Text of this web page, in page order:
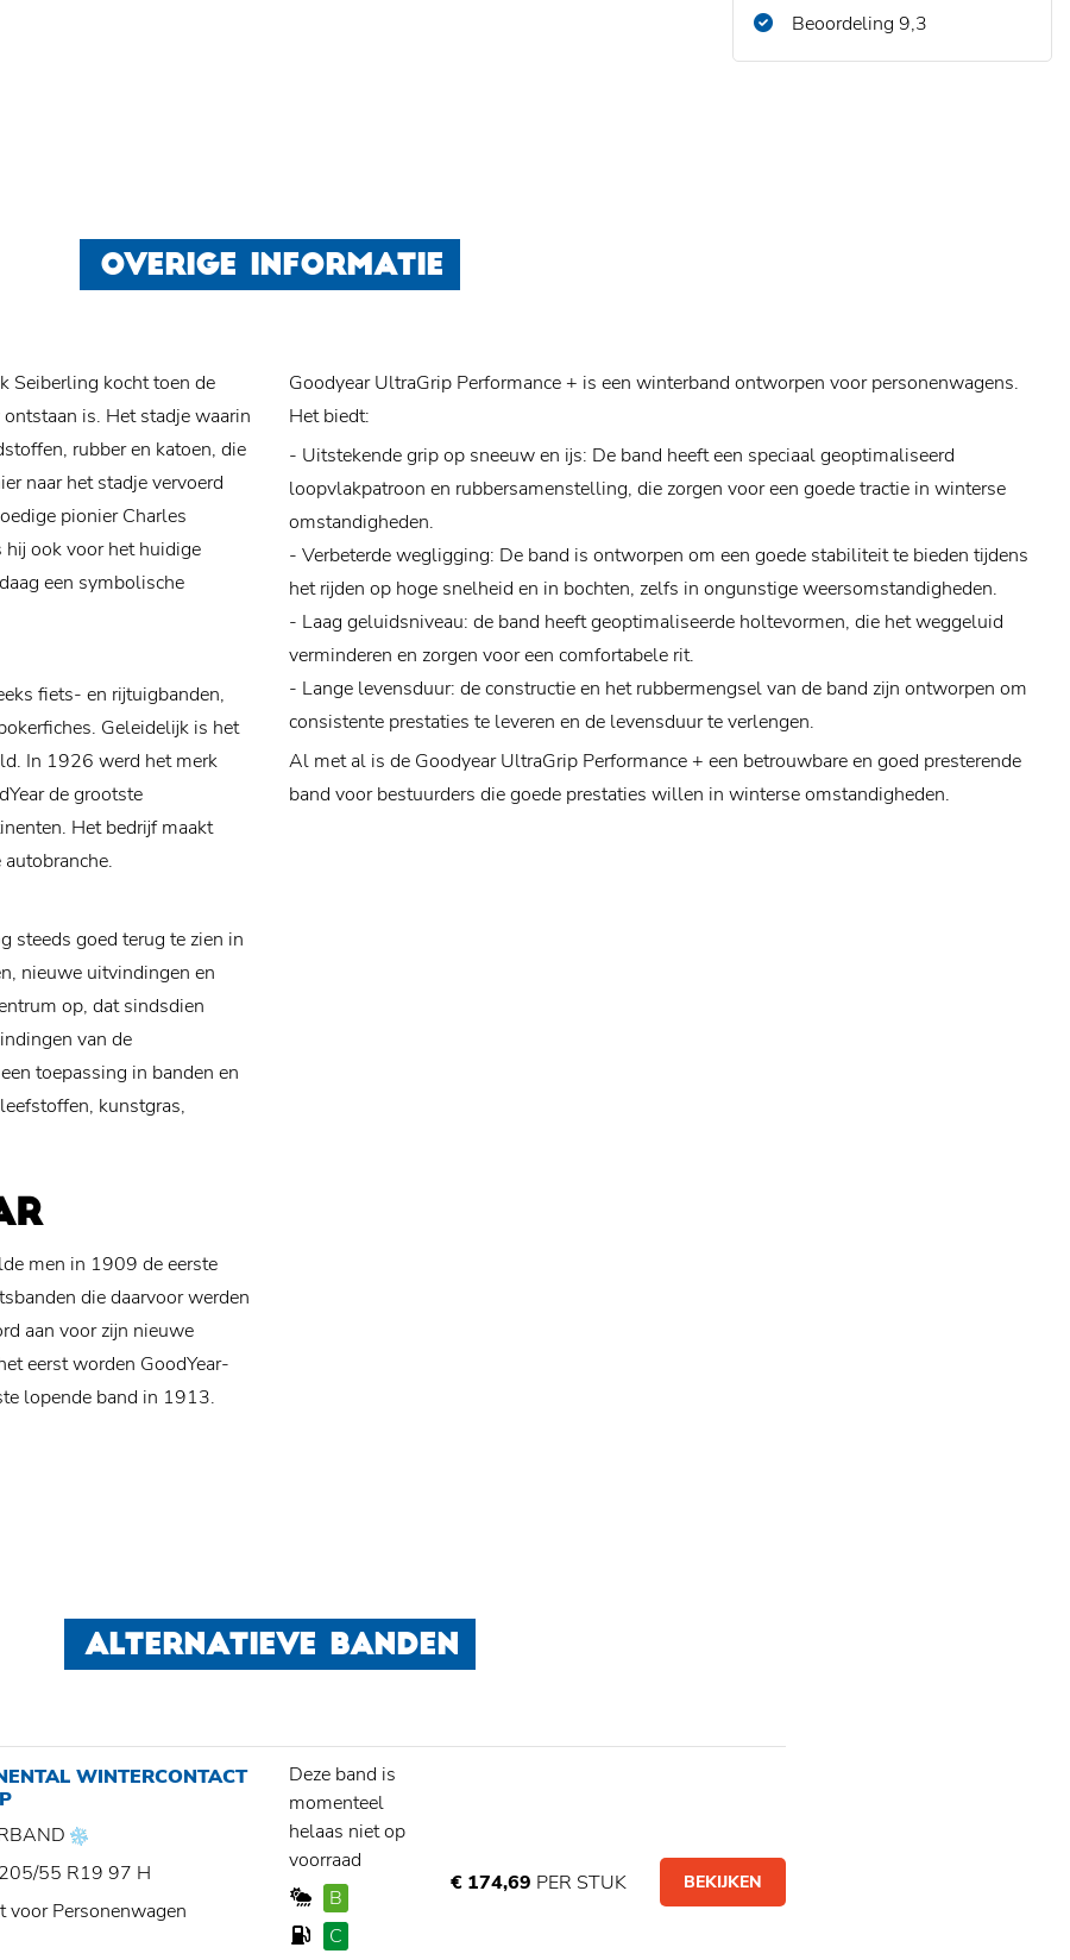
Beoordeling 9,3
OVERIGE INFORMATIE
Seiberling kocht toen de
is. Het stadje waarin
rubber en katoen, die
naar het stadje vervoerd
pionier Charles
hij ook voor het huidige
een symbolische
fiets- en rijtuigbanden,
Geleidelijk is het
In 1926 werd het merk
de grootste
Het bedrijf maakt
steeds goed terug te zien in
nieuwe uitvindingen en
op, dat sindsdien
van de
toepassing in banden en
kunstgras,
men in 1909 de eerste
die daarvoor werden
aan voor zijn nieuwe
eerst worden GoodYear-
lopende band in 1913.
Goodyear UltraGrip Performance + is een winterband ontworpen voor personenwagens.
Het biedt:
- Uitstekende grip op sneeuw en ijs: De band heeft een speciaal geoptimaliseerd
loopvlakpatroon en rubbersamenstelling, die zorgen voor een goede tractie in winterse
omstandigheden.
- Verbeterde wegligging: De band is ontworpen om een ​​goede stabiliteit te bieden tijdens
het rijden op hoge snelheid en in bochten, zelfs in ongunstige weersomstandigheden.
- Laag geluidsniveau: de band heeft geoptimaliseerde holtevormen, die het weggeluid
verminderen en zorgen voor een comfortabele rit.
- Lange levensduur: de constructie en het rubbermengsel van de band zijn ontworpen om
consistente prestaties te leveren en de levensduur te verlengen.
Al met al is de Goodyear UltraGrip Performance + een betrouwbare en goed presterende
band voor bestuurders die goede prestaties willen in winterse omstandigheden.
ALTERNATIEVE BANDEN
WINTERCONTACT
55 R19 97 H
voor Personenwagen
Deze band is
momenteel
helaas niet op
voorraad
B
C
€ 174,69 PER STUK BEKIJKEN